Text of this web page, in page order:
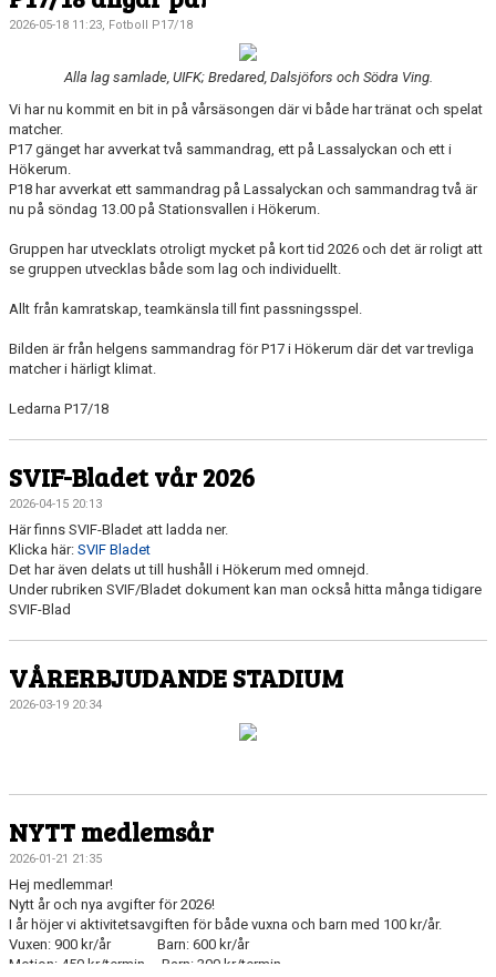
2026-05-18 11:23, Fotboll P17/18
Alla lag samlade, UIFK; Bredared, Dalsjöfors och Södra Ving.
Vi har nu kommit en bit in på vårsäsongen där vi både har tränat och spelat
matcher.
P17 gänget har avverkat två sammandrag, ett på Lassalyckan och ett i
Hökerum.
P18 har avverkat ett sammandrag på Lassalyckan och sammandrag två är
nu på söndag 13.00 på Stationsvallen i Hökerum.
Gruppen har utvecklats otroligt mycket på kort tid 2026 och det är roligt att
se gruppen utvecklas både som lag och individuellt.
Allt från kamratskap, teamkänsla till fint passningsspel.
Bilden är från helgens sammandrag för P17 i Hökerum där det var trevliga
matcher i härligt klimat.
Ledarna P17/18
SVIF-Bladet vår 2026
2026-04-15 20:13
Här finns SVIF-Bladet att ladda ner.
Klicka här: SVIF Bladet
Det har även delats ut till hushåll i Hökerum med omnejd.
Under rubriken SVIF/Bladet dokument kan man också hitta många tidigare
SVIF-Blad
VÅRERBJUDANDE STADIUM
2026-03-19 20:34
NYTT medlemsår
2026-01-21 21:35
Hej medlemmar!
Nytt år och nya avgifter för 2026!
I år höjer vi aktivitetsavgiften för både vuxna och barn med 100 kr/år.
Vuxen: 900 kr/år Barn: 600 kr/år
Motion: 450 kr/termin Barn: 300 kr/termin